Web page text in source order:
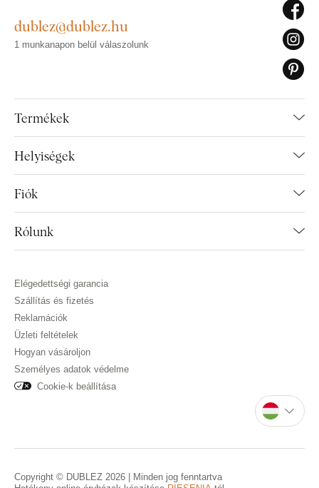
Termékek
Helyiségek
Fiók
Rólunk
dublez@dublez.hu
1 munkanapon belül válaszolunk
Elégedettségi garancia
Szállítás és fizetés
Reklamációk
Üzleti feltételek
Hogyan vásároljon
Személyes adatok védelme
Cookie-k beállítása
Copyright © DUBLEZ 2026 | Minden jog fenntartva